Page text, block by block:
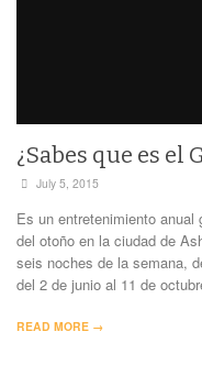
¿Sabes que es el
July 5, 2015
Es un entretenimiento
del otoño en la ciudad de
seis noches de la semana,
del 2 de junio al 11 de
READ MORE →